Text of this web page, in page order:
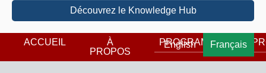
Découvrez le Knowledge Hub
English Français
ACCUEIL
À
PROPOS
PROGRAMMES